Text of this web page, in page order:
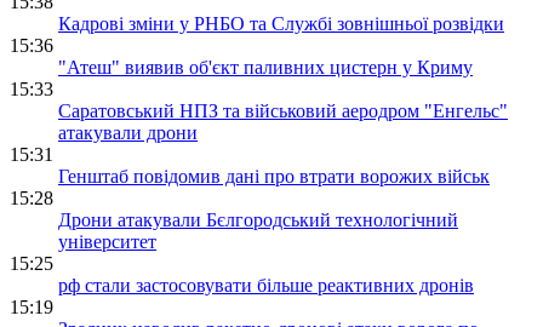
Кадрові зміни у РНБО та Службі зовнішньої розвідки
15:36
"Атеш" виявив об'єкт паливних цистерн у Криму
15:33
Саратовський НПЗ та військовий аеродром "Енгельс"
атакували дрони
15:31
Генштаб повідомив дані про втрати ворожих військ
15:28
Дрони атакували Бєлгородський технологічний
університет
15:25
рф стали застосовувати більше реактивних дронів
15:19